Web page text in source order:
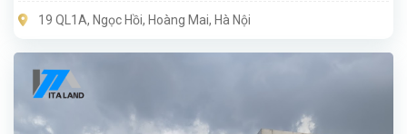
và vệ sinh đạt chất lượng tốt.
19 QL1A, Ngọc Hồi, Hoàng Mai, Hà Nội